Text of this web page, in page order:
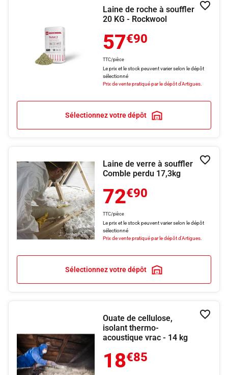
Laine de roche à souffler
20 KG - Rockwool
57€90
TTC/pièce
Le prix et le stock peuvent varier selon le dépôt
sélectionné
Prix de vente pratiqué par le dépôt d'Artigues.
Sélectionnez votre dépôt
Laine de verre à souffler
Comble perdu 17,3kg
72€90
TTC/pièce
Le prix et le stock peuvent varier selon le dépôt
sélectionné
Prix de vente pratiqué par le dépôt d'Artigues.
Sélectionnez votre dépôt
Ouate de cellulose,
isolant thermo-
acoustique vrac - 14 kg
18€85